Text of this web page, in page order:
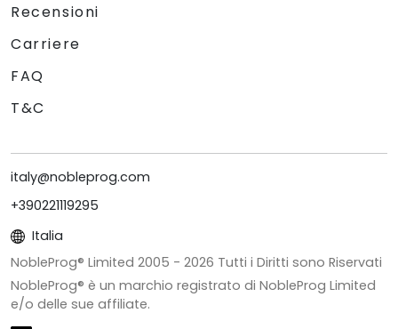
Recensioni
Carriere
FAQ
T&C
italy@nobleprog.com
+390221119295
Italia
NobleProg® Limited 2005 - 2026 Tutti i Diritti sono Riservati
NobleProg® è un marchio registrato di NobleProg Limited
e/o delle sue affiliate.